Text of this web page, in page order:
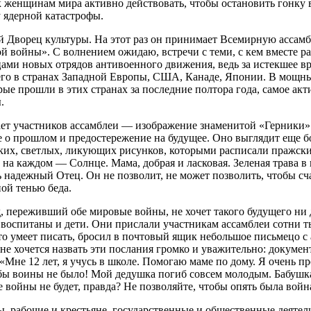
мира активно действовать, чтобы остановить гонку
ядерной катастрофы.
Дворец культуры. На этот раз он принимает Всемирную
войны». С волнением ожидаю, встречи с теми, с кем вместе
новых отрядов антивоенного движения, ведь за истекшее
в странах Западной Европы, США, Канаде, Японии. В
прошли в этих странах за последние полтора года, самое
участников ассамблеи — изображение знаменитой
о прошлом и предостережение на будущее. Оно выглядит еще
светлых, ликующих рисунков, которыми расписали
каждом — Солнце. Мама, добрая и ласковая. Зеленая трава
Отец. Он не позволит, не может позволить, чтобы
тенью беда.
переживший обе мировые войны, не хочет такого будущего ни
и дети. Они прислали участникам ассамблеи сотни
умеет писать, бросил в почтовый ящик небольшое письмецо с
хочется назвать эти послания громко и уважительно:
12 лет, я учусь в школе. Помогаю маме по дому. Я очень
воины не было! Мой дедушка погиб совсем молодым.
войны не будет, правда? Не позволяйте, чтобы опять была